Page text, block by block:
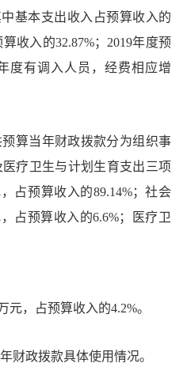
基本支出收入占预算收入的
收入的32.87%； 2019年度预
度有调入人员，经费相应增
预算当年财政拨款分为组织事
疗卫生与计划生育支出三项
占预算收入的89.14%；社会
占预算收入的6.6%；医疗卫
元，占预算收入的4.2%。
财政拨款具体使用情况。